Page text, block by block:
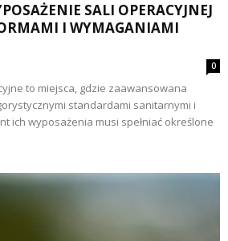
SALI OPERACYJNEJ
I WYMAGANIAMI
0
to miejsca, gdzie zaawansowana
standardami sanitarnymi i
ich wyposażenia musi spełniać określone